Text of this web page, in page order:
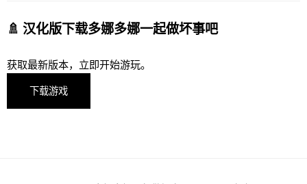
🚿 汉化版下载多娜多娜一起做坏事吧
获取最新版本，立即开始游玩。
下载游戏